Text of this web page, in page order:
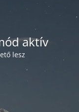
aktív
lesz